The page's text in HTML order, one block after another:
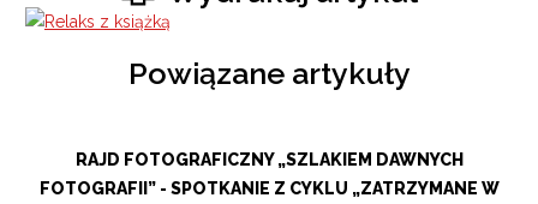
Powiązane artykuły
RAJD FOTOGRAFICZNY „SZLAKIEM DAWNYCH
FOTOGRAFII” - SPOTKANIE Z CYKLU „ZATRZYMANE W